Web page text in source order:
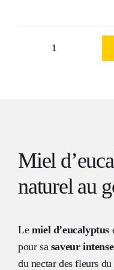
Miel
naturel au
Le miel d’eucalyptus
pour sa saveur
du nectar des fleurs du